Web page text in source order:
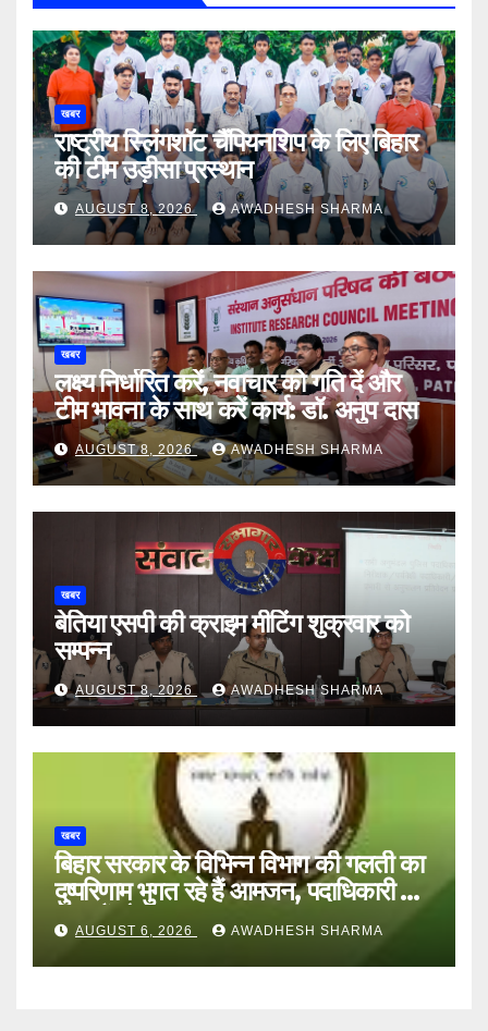
खबर
राष्ट्रीय स्लिंगशॉट चैंपियनशिप के लिए बिहार
की टीम उड़ीसा प्रस्थान
AUGUST 8, 2026 AWADHESH SHARMA
खबर
लक्ष्य निर्धारित करें, नवाचार को गति दें और
टीम भावना के साथ करें कार्य: डॉ. अनुप दास
AUGUST 8, 2026 AWADHESH SHARMA
खबर
बेतिया एसपी की क्राइम मीटिंग शुक्रवार को
सम्पन्न
AUGUST 8, 2026 AWADHESH SHARMA
खबर
बिहार सरकार के विभिन्न विभाग की गलती का
दुष्परिणाम भुगत रहे हैं आमजन, पदाधिकारी और
अन्य हैं मौन
AUGUST 6, 2026 AWADHESH SHARMA